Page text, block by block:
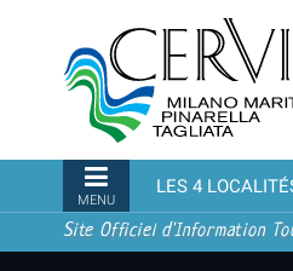
contenu.
à
navigation
turistico
ufficiale
Cervia,
Milano
Marittima,
Pinarella,
Tagliata
Navigation
MENU
LES 4
Site Officiel d'Information